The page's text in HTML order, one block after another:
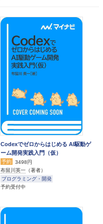
Codexでゼロからはじめる AI駆動ゲ
ーム開発実践入門（仮）
予約
3498円
布留川英一 （著者）
プログラミング・開発
予約受付中